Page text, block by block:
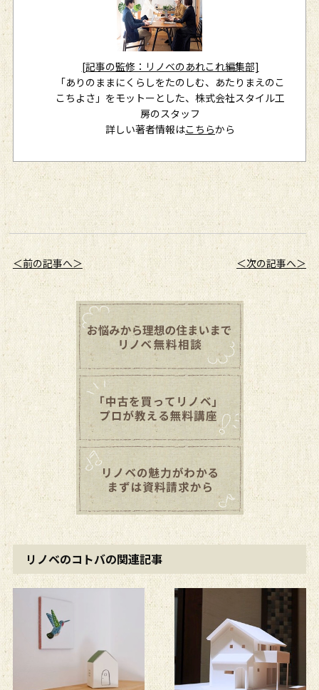
[記事の監修：リノベのあれこれ編集部]
「ありのままにくらしをたのしむ、あたりまえのこ
こちよさ」をモットーとした、株式会社スタイル工
房のスタッフ
詳しい著者情報はこちらから
＜前の記事へ＞ ＜次の記事へ＞
リノベのコトバの関連記事